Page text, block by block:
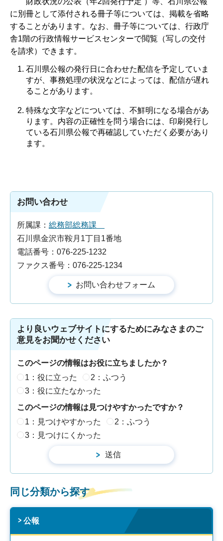
に別冊として添付される冊子等については、掲載を省略
することがあります。なお、冊子等については、行政庁
舎1階の行政情報サービスセンターで閲覧（写しの交付
を請求）できます。
石川県公報の発行日に合わせた配信を予定していま
すが、事務処理の状況などによっては、配信が遅れ
ることがあります。
特殊な文字などについては、不鮮明になる場合があ
ります。内容の正確性を問う場合には、印刷発行し
ている石川県公報で再確認していただく必要があり
ます。
お問い合わせ
所属課： 総務部総務課
石川県金沢市鞍月1丁目1番地
電話番号：076-225-1232
ファクス番号：076-225-1234
より良いウェブサイトにするためにみなさまのご
意見をお聞かせください
このページの情報はお役に立ちましたか？
1：役に立った
2：ふつう
3：役に立たなかった
このページの情報は見つけやすかったですか？
1：見つけやすかった
2：ふつう
3：見つけにくかった
同じ分類から探す
公報